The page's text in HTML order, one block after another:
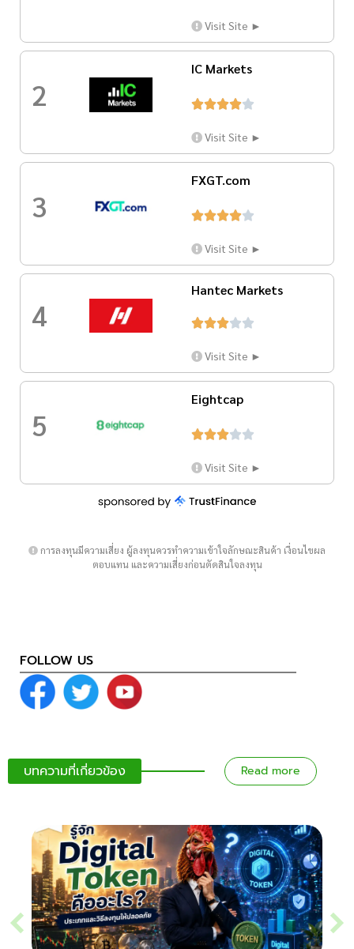
Visit Site ►
2
IC Markets

Visit Site ►
3
FXGT.com

Visit Site ►
4
Hantec Markets

Visit Site ►
5
Eightcap

Visit Site ►
การลงทุนมีความเสี่ยง ผู้ลงทุนควรทำความเข้าใจลักษณะสินค้า เงื่อนไขผล
ตอบแทน และความเสี่ยงก่อนตัดสินใจลงทุน
FOLLOW US
บทความที่เกี่ยวข้อง Read more